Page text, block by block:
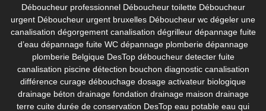
Déboucheur professionnel Déboucheur toilette Déboucheur
urgent Déboucheur urgent bruxelles Déboucheur wc dégeler une
canalisation dégorgement canalisation dégrilleur dépannage fuite
d’eau dépannage fuite WC dépannage plomberie dépannage
plomberie Belgique DesTop déboucheur detecter fuite
canalisation piscine détection bouchon diagnostic canalisation
différence curage débouchage dosage activateur biologique
drainage béton drainage fondation drainage maison drainage
terre cuite durée de conservation DesTop eau potable eau qui